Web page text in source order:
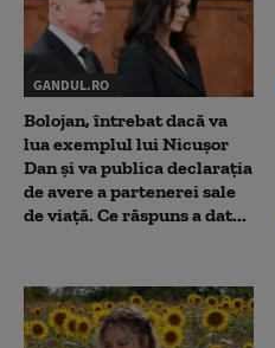
GANDUL.RO
Bolojan, întrebat dacă va
lua exemplul lui Nicușor
Dan și va publica declarația
de avere a partenerei sale
de viață. Ce răspuns a dat...